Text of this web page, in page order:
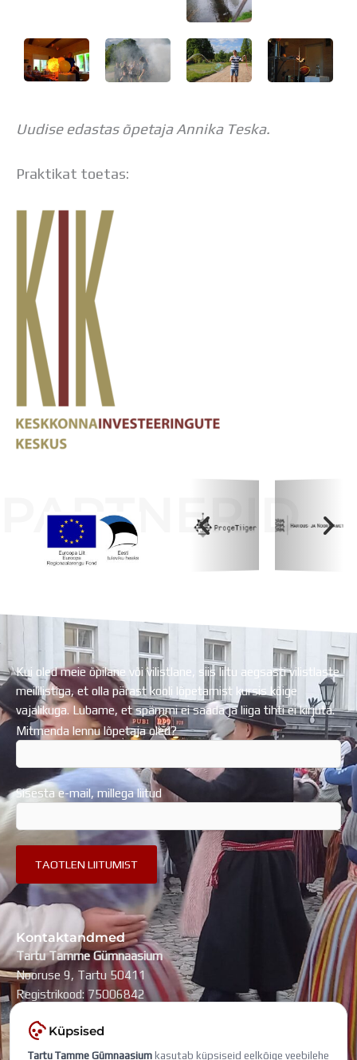
Uudise edastas õpetaja Annika Teska.
Praktikat toetas:
PARTNERID
Kui oled meie õpilane või vilistlane, siis liitu aegsasti vilistlaste
meililistiga, et olla pärast kooli lõpetamist kursis kõige
vajalikuga. Lubame, et spämmi ei saada ja liiga tihti ei kirjuta.
Mitmenda lennu lõpetaja oled?
Sisesta e-mail, millega liitud
Kontaktandmed
Tartu Tamme Gümnaasium
Nooruse 9, Tartu 50411
Registrikood: 75006842
KONTAKTID
Küpsised
Tartu Tamme Gümnaasium kasutab küpsiseid eelkõige veebilehe